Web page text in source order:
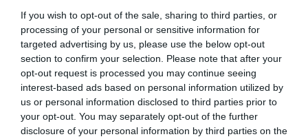
If you wish to opt-out of the sale, sharing to third parties, or
processing of your personal or sensitive information for
targeted advertising by us, please use the below opt-out
section to confirm your selection. Please note that after your
opt-out request is processed you may continue seeing
interest-based ads based on personal information utilized by
us or personal information disclosed to third parties prior to
your opt-out. You may separately opt-out of the further
disclosure of your personal information by third parties on the
26.), vagy e-mailben aEz az e-mail-cím a
szpemrobotok elleni védelem alatt áll.
Megtekintéséhez engedélyeznie kell a
JavaScript használatát.címen lehet.